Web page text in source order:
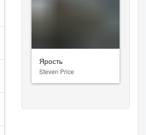
Ярость
Steven Price